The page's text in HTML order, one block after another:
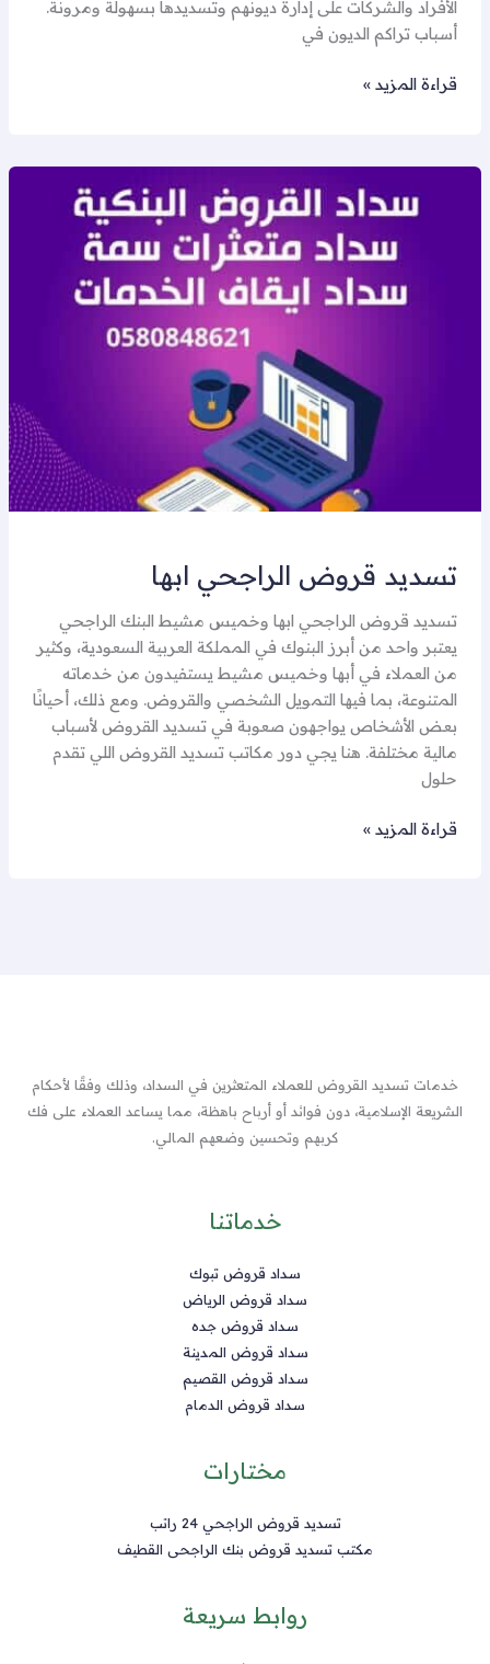
الأفراد والشركات على إدارة ديونهم وتسديدها بسهولة ومرونة.
أسباب تراكم الديون في
قراءة المزيد »
تسديد قروض الراجحي ابها
تسديد قروض الراجحي ابها وخميس مشيط البنك الراجحي
يعتبر واحد من أبرز البنوك في المملكة العربية السعودية، وكثير
من العملاء في أبها وخميس مشيط يستفيدون من خدماته
المتنوعة، بما فيها التمويل الشخصي والقروض. ومع ذلك، أحيانًا
بعض الأشخاص يواجهون صعوبة في تسديد القروض لأسباب
مالية مختلفة. هنا يجي دور مكاتب تسديد القروض اللي تقدم
حلول
قروض
قراءة المزيد »
خدمات تسديد القروض للعملاء المتعثرين في السداد، وذلك وفقًا لأحكام
الشريعة الإسلامية، دون فوائد أو أرباح باهظة، مما يساعد العملاء على فك
كربهم وتحسين وضعهم المالي.
خدماتنا
سداد قروض تبوك
سداد قروض الرياض
سداد قروض جده
سداد قروض المدينة
سداد قروض القصيم
سداد قروض الدمام
مختارات
تسديد قروض الراجحي 24 راتب
مكتب تسديد قروض بنك الراجحى القطيف
روابط سريعة